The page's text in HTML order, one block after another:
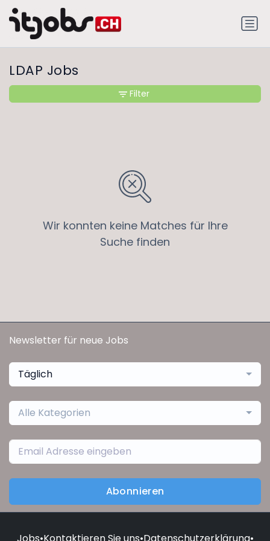
LDAP Jobs
Wir konnten keine Matches für Ihre
Suche finden
Filter
Newsletter für neue Jobs
Täglich
Alle Kategorien
Abonnieren
Jobs•Kontaktieren Sie uns•Datenschutzerklärung•